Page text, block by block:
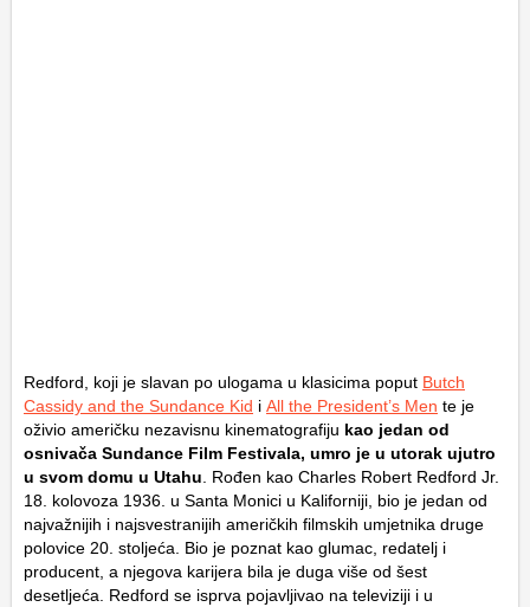
Redford, koji je slavan po ulogama u klasicima poput Butch
Cassidy and the Sundance Kid i All the President’s Men te je
oživio američku nezavisnu kinematografiju kao jedan od
osnivača Sundance Film Festivala, umro je u utorak ujutro
u svom domu u Utahu . Rođen kao Charles Robert Redford Jr.
18. kolovoza 1936. u Santa Monici u Kaliforniji, bio je jedan od
najvažnijih i najsvestranijih američkih filmskih umjetnika druge
polovice 20. stoljeća. Bio je poznat kao glumac, redatelj i
producent, a njegova karijera bila je duga više od šest
desetljeća. Redford se isprva pojavljivao na televiziji i u